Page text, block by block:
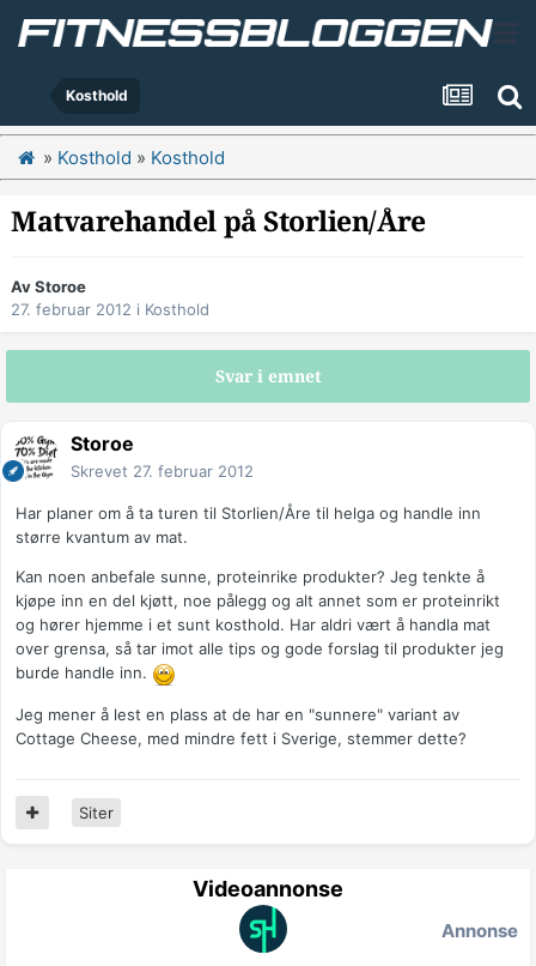
Kosthold
» Kosthold » Kosthold
Matvarehandel på Storlien/Åre
AvStoroe
27. februar 2012 i Kosthold
Svar i emnet
Storoe
Skrevet 27. februar 2012
Har planer om å ta turen til Storlien/Åre til helga og handle inn
større kvantum av mat.
Kan noen anbefale sunne, proteinrike produkter? Jeg tenkte å
kjøpe inn en del kjøtt, noe pålegg og alt annet som er proteinrikt
og hører hjemme i et sunt kosthold. Har aldri vært å handla mat
over grensa, så tar imot alle tips og gode forslag til produkter jeg
burde handle inn.
Jeg mener å lest en plass at de har en "sunnere" variant av
Cottage Cheese, med mindre fett i Sverige, stemmer dette?
Siter
Videoannonse
Annonse